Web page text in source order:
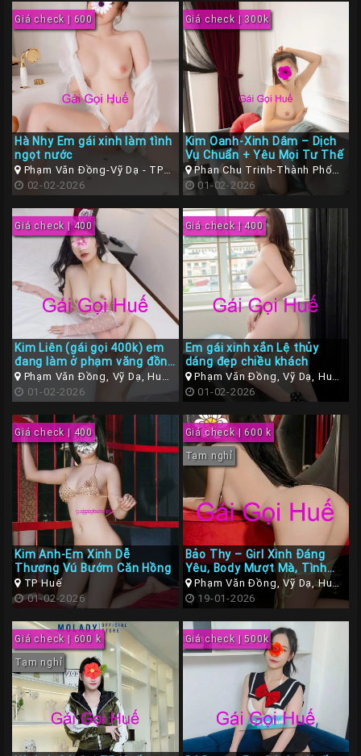
Giá check | 600
Hà Nhy Em gái xinh làm tình
ngọt nước
Phạm Văn Đồng-Vỹ Dạ - TP
Huế ( Thừa Thiên Huế )
02-02-2026
Giá check | 300k
Kim Oanh-Xinh Dâm – Dịch
Vụ Chuẩn + Yêu Mọi Tư Thế
Phan Chu Trinh-Thành Phố
Huế01-02-2026
Giá check | 400
Kim Liên (gái gọi 400k) em
đang làm ở phạm văng đồng
vỹ dạ TP Huế
Phạm Văn Đồng, Vỹ Dạ, Huế,
Thừa Thiên Huế
01-02-2026
Giá check | 400
Em gái xinh xắn Lệ thủy
dáng đẹp chiều khách
Phạm Văn Đồng, Vỹ Dạ, Huế,
Thừa Thiên Huế
01-02-2026
Giá check | 400
Kim Anh-Em Xinh Dễ
Thương Vú Bướm Căn Hồng
TP Huế
01-02-2026
Giá check | 600 k
Tạm nghỉ
Bảo Thy – Girl Xinh Đáng
Yêu, Body Mượt Mà, Tình
Cảm Quyến Rũ tại Gái Gú TP
Huế
Phạm Văn Đồng, Vỹ Dạ, Huế,
Thừa Thiên Huế
19-01-2026
Giá check | 600 k
Tạm nghỉ
Giá check | 500k